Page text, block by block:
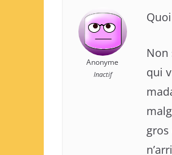
Anonyme
Inactif
Non
qui